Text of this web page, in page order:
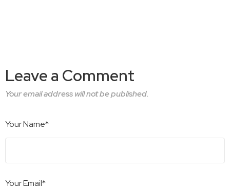
Leave a Comment
Your email address will not be published.
Your Name*
Your Email*